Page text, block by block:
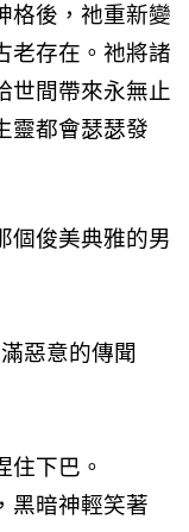
格後，祂重新變
老存在。祂將諸
世間帶來永無止
靈都會瑟瑟發
個俊美典雅的男
惡意的傳聞
住下巴。
黑暗神輕笑著